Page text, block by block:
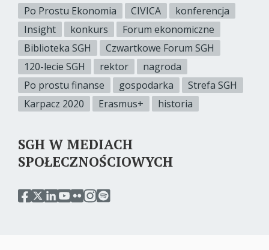
Po Prostu Ekonomia
CIVICA
konferencja
Insight
konkurs
Forum ekonomiczne
Biblioteka SGH
Czwartkowe Forum SGH
120-lecie SGH
rektor
nagroda
Po prostu finanse
gospodarka
Strefa SGH
Karpacz 2020
Erasmus+ historia
SGH W MEDIACH
SPOŁECZNOŚCIOWYCH
przejdź
przejdź
przejdź
przejdź
przejdź
przejdźprzejdź